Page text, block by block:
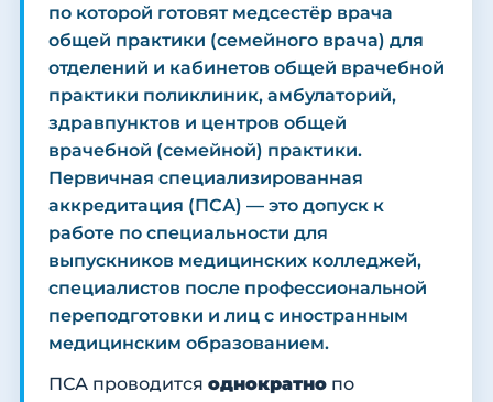
по которой готовят медсестёр врача
общей практики (семейного врача) для
отделений и кабинетов общей врачебной
практики поликлиник, амбулаторий,
здравпунктов и центров общей
врачебной (семейной) практики.
Первичная специализированная
аккредитация (ПСА) — это допуск к
работе по специальности для
выпускников медицинских колледжей,
специалистов после профессиональной
переподготовки и лиц с иностранным
медицинским образованием.
ПСА проводится однократно по